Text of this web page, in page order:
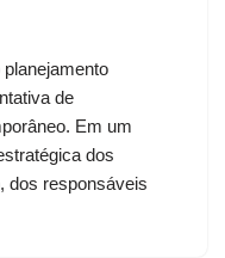
de
Em um
dos
dos responsáveis